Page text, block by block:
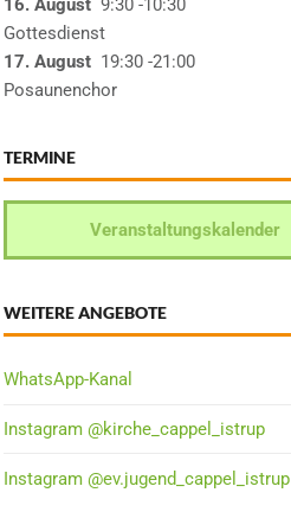
16. August9:30 -10:30
Gottesdienst
17. August19:30 -21:00
Posaunenchor
TERMINE
Veranstaltungskalender
WEITERE ANGEBOTE
WhatsApp-Kanal
Instagram @kirche_cappel_istrup
Instagram @ev.jugend_cappel_istrup